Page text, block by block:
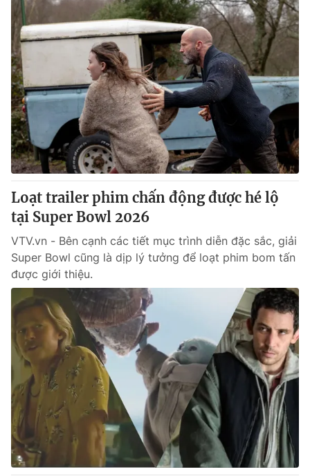
Loạt trailer phim chấn động được hé lộ
tại Super Bowl 2026
VTV.vn - Bên cạnh các tiết mục trình diễn đặc sắc, giải
Super Bowl cũng là dịp lý tưởng để loạt phim bom tấn
được giới thiệu.